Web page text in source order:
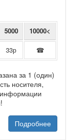
5000 10000<
33р ☎
за 1 (один)
носителя,
информации
Подробнее